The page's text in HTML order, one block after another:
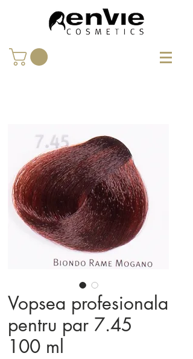
Vopsea profesionala
pentru par 7.45
100 ml